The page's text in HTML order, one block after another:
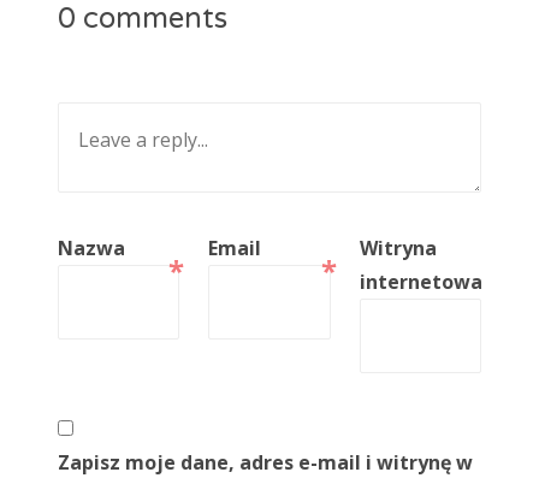
0 comments
Nazwa
*
Email
*
Witryna
internetowa
Zapisz moje dane, adres e-mail i witrynę w